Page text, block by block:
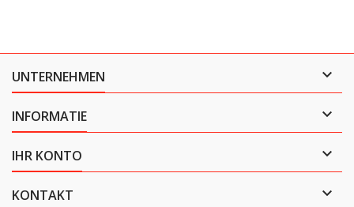
UNTERNEHMEN 
INFORMATIE 
IHR KONTO 
KONTAKT 